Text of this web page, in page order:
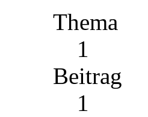
Thema
1
Beitrag
1